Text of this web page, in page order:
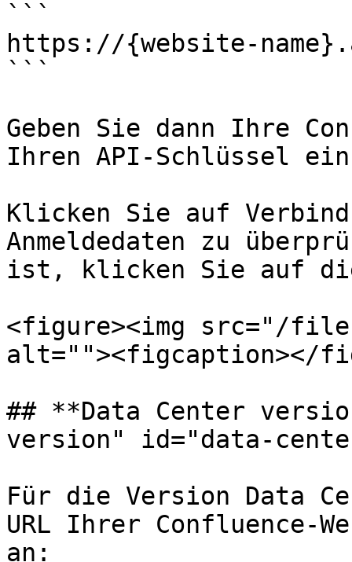
```
https://{website-
```
Geben Sie dann Ihre
Ihren API-Schlüssel
Klicken Sie auf
Anmeldedaten zu
ist, klicken Sie auf
<figure><img src="/files/
alt=""><figcaption></
## **Data Center
version" id="data-
Für die Version Data
URL Ihrer Confluence-
an: